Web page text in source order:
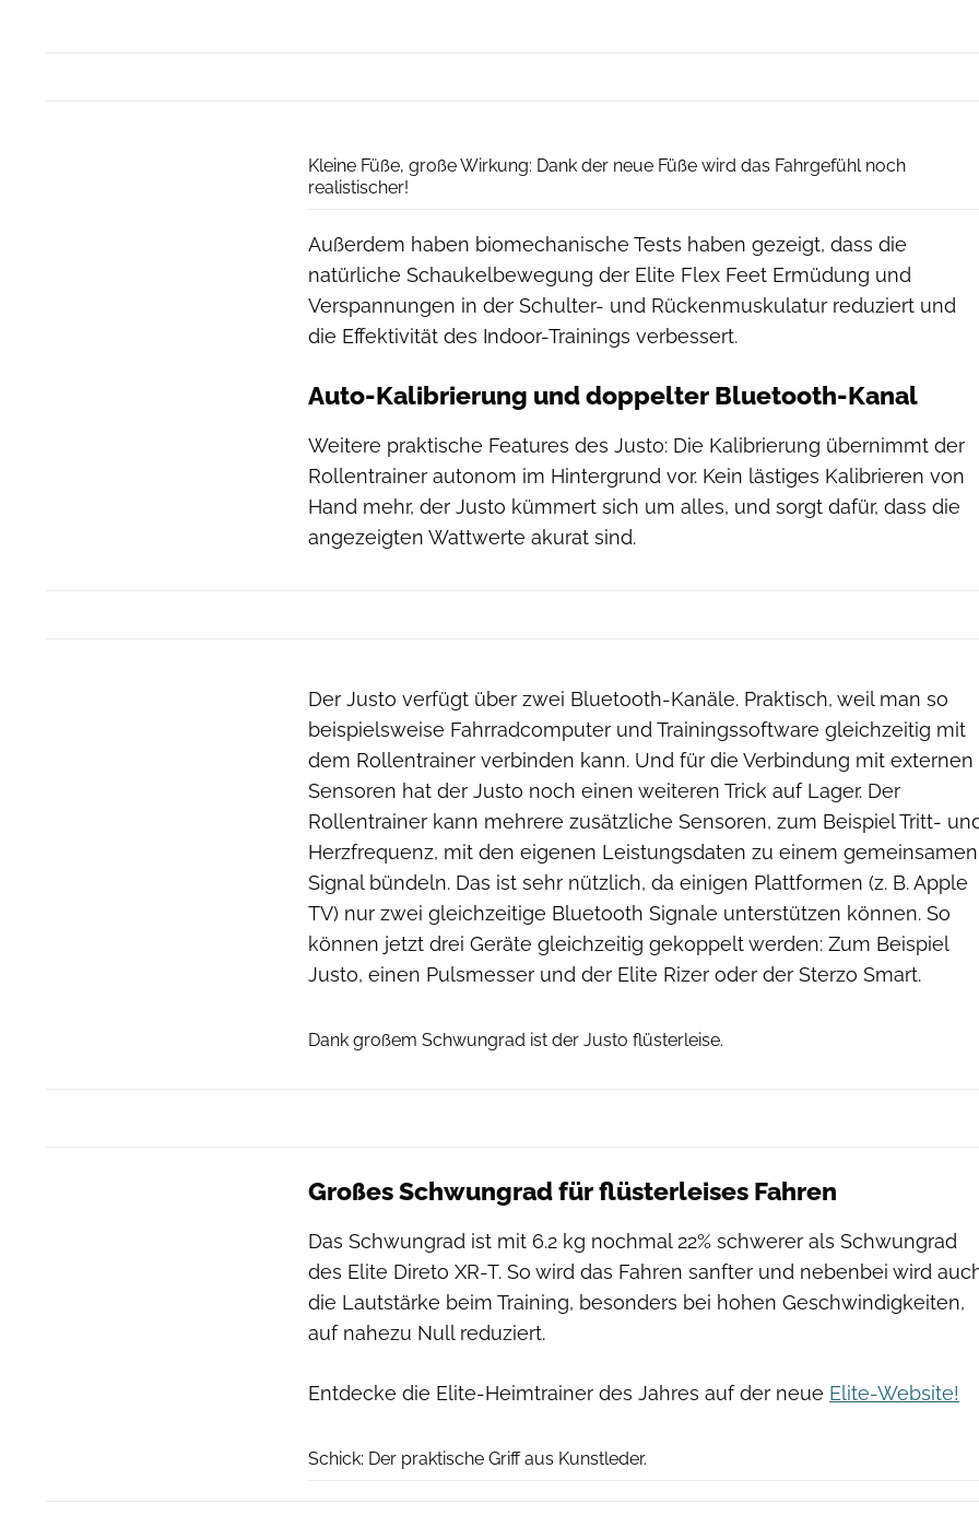
Kleine Füße, große Wirkung: Dank der neue Füße wird das Fahrgefühl noch
realistischer!
Außerdem haben biomechanische Tests haben gezeigt, dass die
natürliche Schaukelbewegung der Elite Flex Feet Ermüdung und
Verspannungen in der Schulter- und Rückenmuskulatur reduziert und
die Effektivität des Indoor-Trainings verbessert.
Auto-Kalibrierung und doppelter Bluetooth-Kanal
Weitere praktische Features des Justo: Die Kalibrierung übernimmt der
Rollentrainer autonom im Hintergrund vor. Kein lästiges Kalibrieren von
Hand mehr, der Justo kümmert sich um alles, und sorgt dafür, dass die
angezeigten Wattwerte akurat sind.
Der Justo verfügt über zwei Bluetooth-Kanäle. Praktisch, weil man so
beispielsweise Fahrradcomputer und Trainingssoftware gleichzeitig mit
dem Rollentrainer verbinden kann. Und für die Verbindung mit externen
Sensoren hat der Justo noch einen weiteren Trick auf Lager. Der
Rollentrainer kann mehrere zusätzliche Sensoren, zum Beispiel Tritt-
Herzfrequenz, mit den eigenen Leistungsdaten zu einem gemeinsamen
Signal bündeln. Das ist sehr nützlich, da einigen Plattformen (z. B. Apple
TV) nur zwei gleichzeitige Bluetooth Signale unterstützen können. So
können jetzt drei Geräte gleichzeitig gekoppelt werden: Zum Beispiel
Justo, einen Pulsmesser und der Elite Rizer oder der Sterzo Smart.
Dank großem Schwungrad ist der Justo flüsterleise.
Großes Schwungrad für flüsterleises Fahren
Das Schwungrad ist mit 6.2 kg nochmal 22% schwerer als Schwungrad
des Elite Direto XR-T. So wird das Fahren sanfter und nebenbei wird
die Lautstärke beim Training, besonders bei hohen Geschwindigkeiten,
auf nahezu Null reduziert.
Entdecke die Elite-Heimtrainer des Jahres auf der neue Elite-Website!
Schick: Der praktische Griff aus Kunstleder.